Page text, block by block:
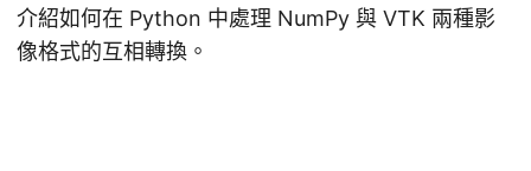
介紹如何在 Python 中處理 NumPy 與 VTK 兩種影
像格式的互相轉換。